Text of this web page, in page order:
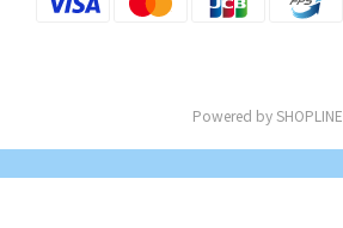
Powered by SHOPLINE